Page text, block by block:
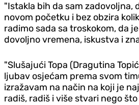
"Istakla bih da sam zadovoljna,
novom početku i bez obzira
radimo sada sa troskokom, da
dovoljno vremena, iskustva i
"Slušajući Topa (Dragutina
ljubav osjećam prema svom
izražavam na način na koji je
radiš, radiš i više stvari nego